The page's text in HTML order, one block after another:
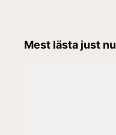
Mest lästa just nu